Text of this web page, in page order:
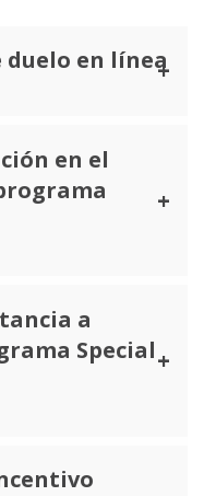
duelo en línea
en el
a
Special